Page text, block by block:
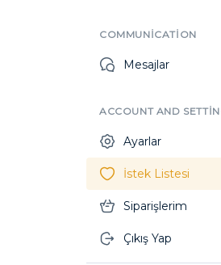
COMMUNICATION
Mesajlar
ACCOUNT AND
Ayarlar
İstek Listesi
Siparişlerim
Çıkış Yap